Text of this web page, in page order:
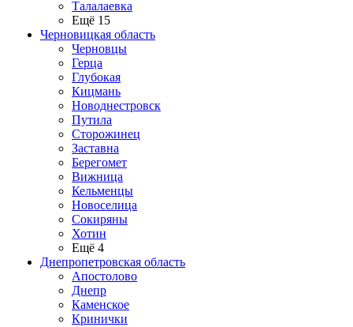
Талалаевка
Ещё 15
Черновицкая область
Черновцы
Герца
Глубокая
Кицмань
Новоднестровск
Путила
Сторожинец
Заставна
Берегомет
Вижница
Кельменцы
Новоселица
Сокиряны
Хотин
Ещё 4
Днепропетровская область
Апостолово
Днепр
Каменское
Кринички